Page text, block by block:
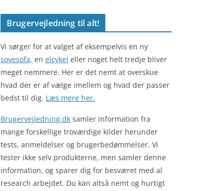
Brugervejledning til alt!
Vi sørger for at valget af eksempelvis en ny
sovesofa, en elcykel eller noget helt tredje bliver
meget nemmere. Her er det nemt at overskue
hvad der er af vælge imellem og hvad der passer
bedst til dig. Læs mere her.
Brugervejledning.dk samler information fra
mange forskellige troværdige kilder herunder
tests, anmeldelser og brugerbedømmelser. Vi
tester ikke selv produkterne, men samler denne
information, og sparer dig for besværet med al
research arbejdet. Du kan altså nemt og hurtigt